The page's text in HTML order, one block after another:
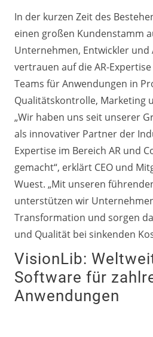
In der kurzen Zeit des
einen großen Kundenstamm
Unternehmen, Entwickler und
vertrauen auf die AR-
Teams für Anwendungen in
Qualitätskontrolle, Marketing
„Wir haben uns seit unserer
als innovativer Partner der
Expertise im Bereich AR und
gemacht“, erklärt CEO und
Wuest. „Mit unseren
unterstützen wir
Transformation und sorgen
und Qualität bei sinkenden
VisionLib:
Software für
Anwendungen